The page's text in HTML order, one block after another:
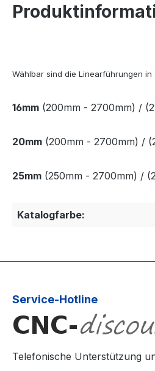
Wählbar sind die Linearführungen in
16mm (200mm - 2700mm) /
20mm (200mm - 2700mm) /
25mm (250mm - 2700mm) /
Katalogfarbe:
Service-Hotline
Telefonische Unterstützung